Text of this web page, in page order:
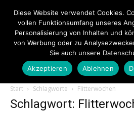
Start Schlagworte Flitterwochen
Schlagwort:
Diese Website verwendet Cookies.
vollen Funktionsumfang unseres
Personalisierung von Inhalten und
von Werbung oder zu
Sie auch unsere
Akzeptieren
Ablehnen